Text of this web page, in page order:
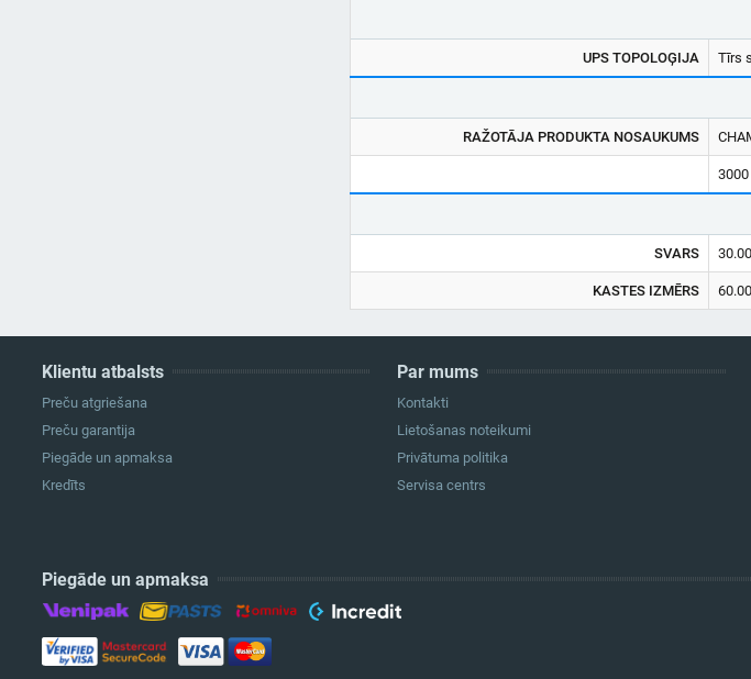
UPS TOPOLOĢIJA Tīrs
RAŽOTĀJA PRODUKTA NOSAUKUMS
3000
SVARS
KASTES IZMĒRS
Klientu atbalsts
Preču atgriešana
Preču garantija
Piegāde un apmaksa
Kredīts
Par mums
Kontakti
Lietošanas noteikumi
Privātuma politika
Servisa centrs
Piegāde un apmaksa